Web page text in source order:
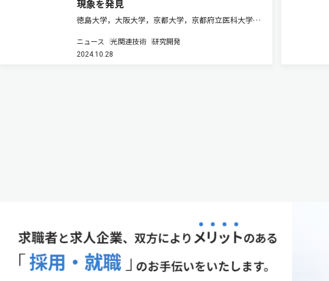
現象を発見
徳島大学，大阪大学，京都大学，京都府立医科大学，
トプラズモニック光増強現象」を世界で初めて実証し
た（ニュースリリース）。 プラズモニクスは，金属ナ
ニュース 光関連技術 研究開発
2024.10.28